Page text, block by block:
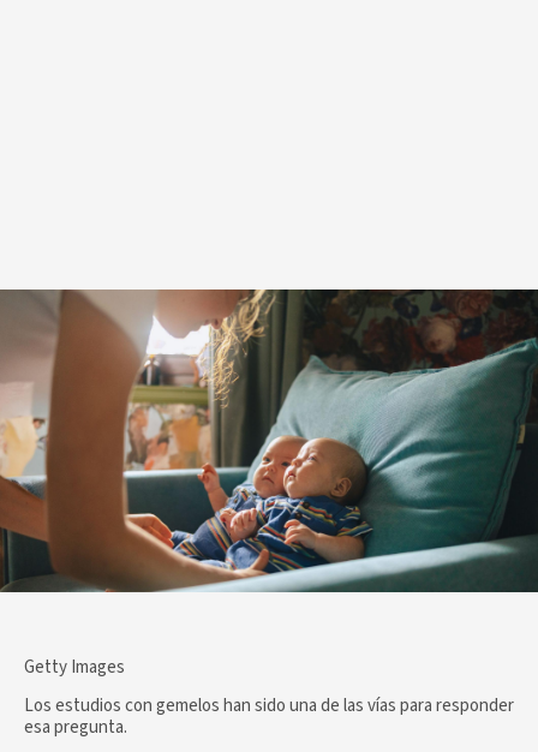
Getty Images
Los estudios con gemelos han sido una de las vías para responder
esa pregunta.